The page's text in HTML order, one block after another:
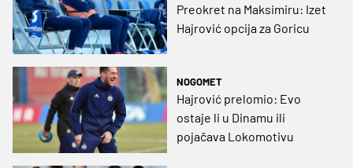
Preokret na Maksimiru: Izet
Hajrović opcija za Goricu
NOGOMET
Hajrović prelomio: Evo
ostaje li u Dinamu ili
pojačava Lokomotivu